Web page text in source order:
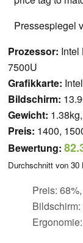
Pressespiegel
Prozessor: Intel
7500U
Grafikkarte:
Bildschirm:
Gewicht:
Preis: 1400,
Bewertung:
Durchschnitt von 30
Preis: